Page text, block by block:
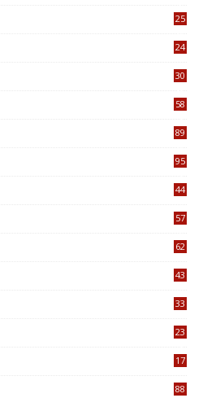
25
24
30
58
89
95
44
57
62
43
33
23
17
88